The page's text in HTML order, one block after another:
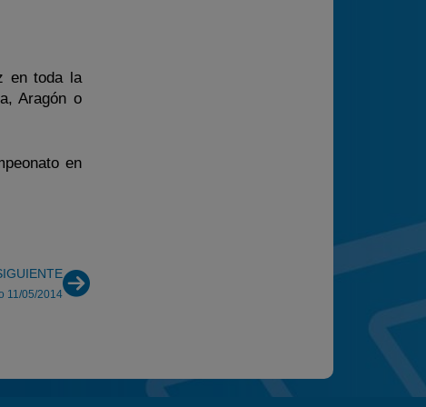
en toda la
Aragón o
en
11/05/2014